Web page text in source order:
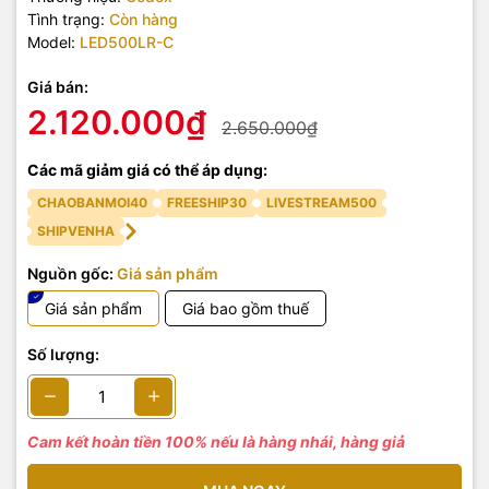
Tình trạng: Còn hàng
Model: LED500LR-C
Giá bán:
2.120.000₫ 2.650.000₫
Các mã giảm giá có thể áp dụng:
CHAOBANMOI40 FREESHIP30
LIVESTREAM500
SHIPVENHA
Nguồn gốc: Giá sản phẩm
Giá sản phẩm
Giá bao gồm thuế
Số lượng:
Cam kết hoàn tiền 100% nếu là hàng nhái, hàng giả